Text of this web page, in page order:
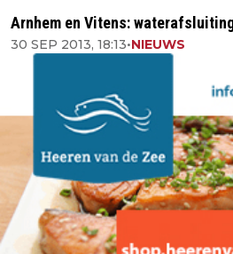
Arnhem en Vitens:
30 SEP 2013, 18:13•NIEUWS